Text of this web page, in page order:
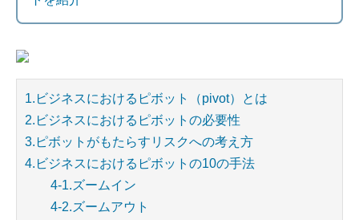
1.ビジネスにおけるピボット（pivot）とは
2.ビジネスにおけるピボットの必要性
3.ピボットがもたらすリスクへの考え方
4.ビジネスにおけるピボットの10の手法
4-1.ズームイン
4-2.ズームアウト